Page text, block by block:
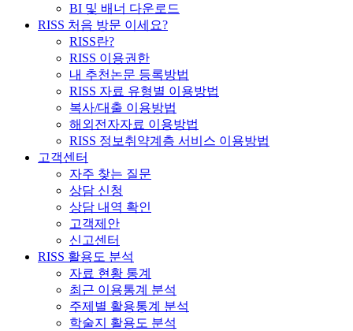
BI 및 배너 다운로드
RISS 처음 방문 이세요?
RISS란?
RISS 이용권한
내 추천논문 등록방법
RISS 자료 유형별 이용방법
복사/대출 이용방법
해외전자자료 이용방법
RISS 정보취약계층 서비스 이용방법
고객센터
자주 찾는 질문
상담 신청
상담 내역 확인
고객제안
신고센터
RISS 활용도 분석
자료 현황 통계
최근 이용통계 분석
주제별 활용통계 분석
학술지 활용도 분석